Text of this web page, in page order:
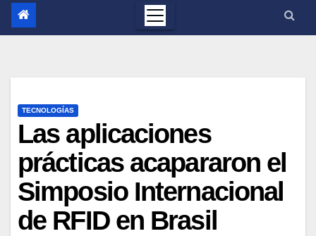
TECNOLOGÍAS
Las aplicaciones
prácticas acapararon el
Simposio Internacional
de RFID en Brasil